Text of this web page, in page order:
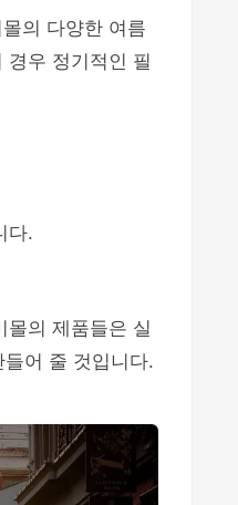
의 다양한 여름
경우 정기적인 필
다.
몰의 제품들은 실
어 줄 것입니다.